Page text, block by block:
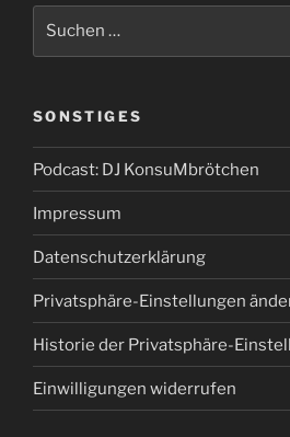
SONSTIGES
Podcast: DJ KonsuMbrötchen
Impressum
Datenschutzerklärung
Privatsphäre-Einstellungen
Historie der Privatsphäre-
Einwilligungen widerrufen